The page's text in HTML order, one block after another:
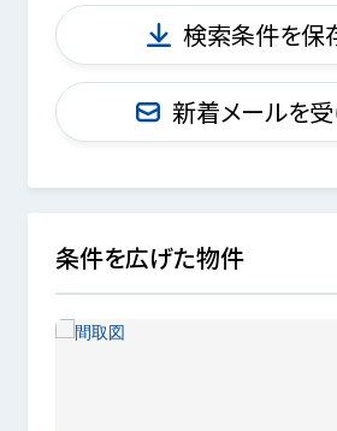
検索条件を保
新着メールを
条件を広げた物件